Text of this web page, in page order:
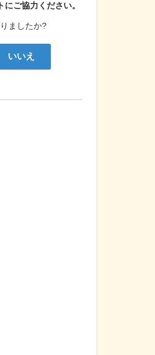
ご協力ください。
ましたか?
いいえ